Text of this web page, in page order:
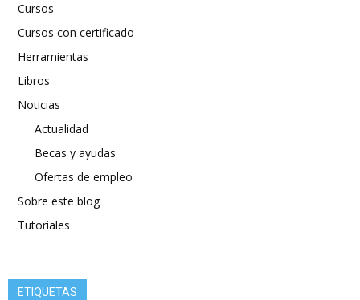
Cursos
Cursos con certificado
Herramientas
Libros
Noticias
Actualidad
Becas y ayudas
Ofertas de empleo
Sobre este blog
Tutoriales
ETIQUETAS